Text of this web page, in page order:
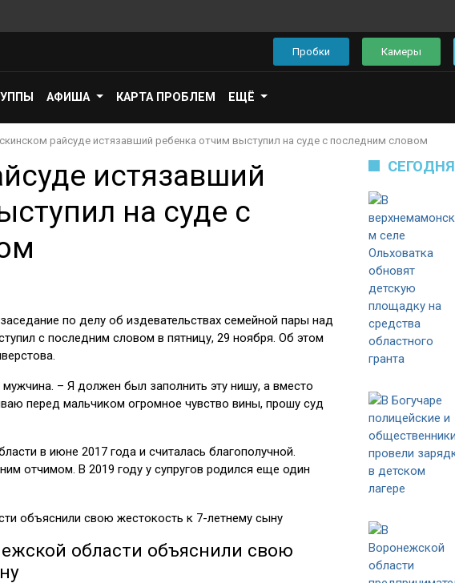
Пробки Камеры
АФИША КАРТА ПРОБЛЕМ ЕЩЁ
райсуде истязавший ребенка отчим выступил на суде с последним словом
истязавший
на суде с
по делу об издевательствах семейной пары над
с последним словом в пятницу, 29 ноября. Об этом
– Я должен был заполнить эту нишу, а вместо
перед мальчиком огромное чувство вины, прошу суд
в июне 2017 года и считалась благополучной.
отчимом. В 2019 году у супругов родился еще один
области объяснили свою
СЕГОДНЯ